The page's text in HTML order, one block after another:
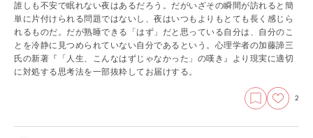
誰しも不安で眠れない夜はあるだろう。だがいざその瞬間が訪れると簡
単に片付けられる問題ではないし、夜はいつもよりもとても長く感じら
れるものだ。だが熟睡できる「はず」だと思っている自分は、自分のこ
とを冷静に見つめられていない自分であるという。心理学者の加藤諦三
氏の新著『「人生、こんなはずじゃなかった」の嘆き』より現実に適切
に対処する思考法を一部抜粋してお届けする。
2